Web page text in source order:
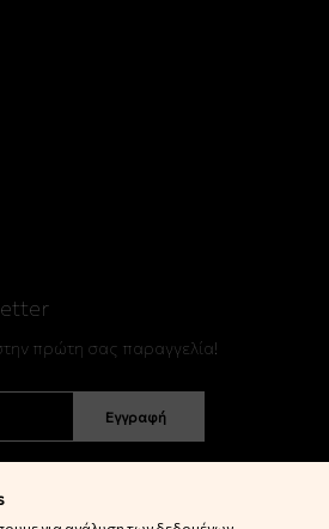
πρώτη σας παραγγελία!
Εγγραφή